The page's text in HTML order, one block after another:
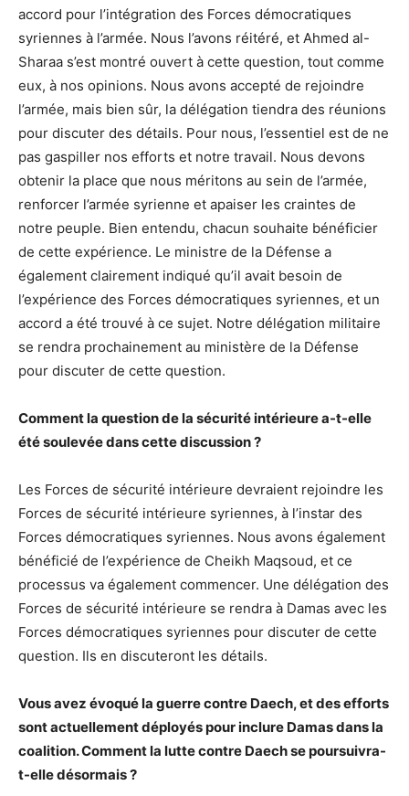
accord pour l’intégration des Forces démocratiques
syriennes à l’armée. Nous l’avons réitéré, et Ahmed al-
Sharaa s’est montré ouvert à cette question, tout comme
eux, à nos opinions. Nous avons accepté de rejoindre
l’armée, mais bien sûr, la délégation tiendra des réunions
pour discuter des détails. Pour nous, l’essentiel est de ne
pas gaspiller nos efforts et notre travail. Nous devons
obtenir la place que nous méritons au sein de l’armée,
renforcer l’armée syrienne et apaiser les craintes de
notre peuple. Bien entendu, chacun souhaite bénéficier
de cette expérience. Le ministre de la Défense a
également clairement indiqué qu’il avait besoin de
l’expérience des Forces démocratiques syriennes, et un
accord a été trouvé à ce sujet. Notre délégation militaire
se rendra prochainement au ministère de la Défense
pour discuter de cette question.
Comment la question de la sécurité intérieure a-t-elle
été soulevée dans cette discussion ?
Les Forces de sécurité intérieure devraient rejoindre les
Forces de sécurité intérieure syriennes, à l’instar des
Forces démocratiques syriennes. Nous avons également
bénéficié de l’expérience de Cheikh Maqsoud, et ce
processus va également commencer. Une délégation des
Forces de sécurité intérieure se rendra à Damas avec les
Forces démocratiques syriennes pour discuter de cette
question. Ils en discuteront les détails.
Vous avez évoqué la guerre contre Daech, et des efforts
sont actuellement déployés pour inclure Damas dans la
coalition. Comment la lutte contre Daech se poursuivra-
t-elle désormais ?